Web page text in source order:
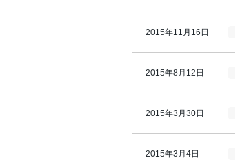
2015年11月16日
2015年8月12日
2015年3月30日
2015年3月4日